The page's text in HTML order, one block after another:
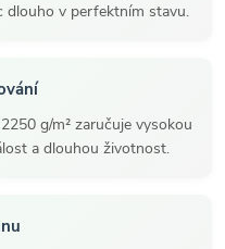
dlouho v perfektním stavu.
g/m² zaručuje vysokou
a dlouhou životnost.